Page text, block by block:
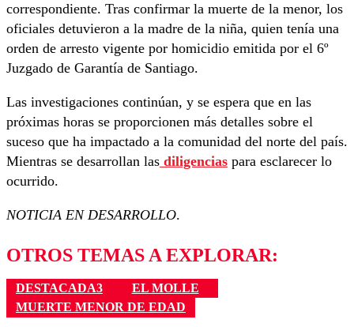
correspondiente. Tras confirmar la muerte de la menor, los
oficiales detuvieron a la madre de la niña, quien tenía una
orden de arresto vigente por homicidio emitida por el 6º
Juzgado de Garantía de Santiago.
Las investigaciones continúan, y se espera que en las
próximas horas se proporcionen más detalles sobre el
suceso que ha impactado a la comunidad del norte del país.
Mientras se desarrollan las diligencias para esclarecer lo
ocurrido.
NOTICIA EN DESARROLLO.
OTROS TEMAS A EXPLORAR:
DESTACADA3
EL MOLLE
MUERTE MENOR DE EDAD